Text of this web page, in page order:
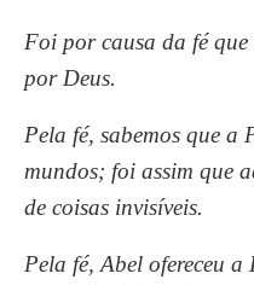
Foi por causa da fé
por Deus.
Pela fé, sabemos que a
mundos; foi assim que
de coisas invisíveis.
Pela fé, Abel ofereceu